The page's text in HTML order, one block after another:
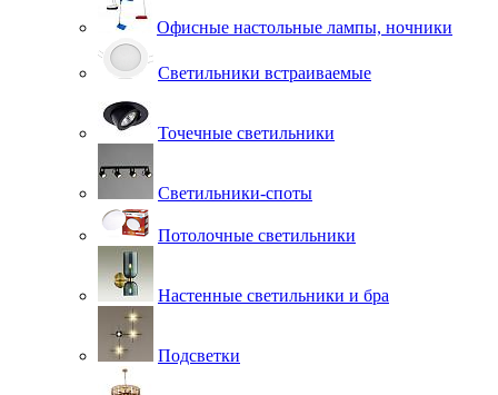
Офисные настольные лампы, ночники
Светильники встраиваемые
Точечные светильники
Светильники-споты
Потолочные светильники
Настенные светильники и бра
Подсветки